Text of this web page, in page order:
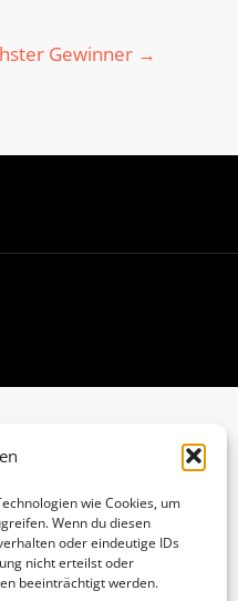
wie Cookies, um
Wenn du diesen
oder eindeutige IDs
nicht erteilst oder
beeinträchtigt werden.
Gewinner →